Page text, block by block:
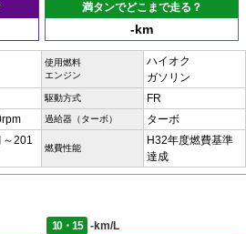
満タンでどこまで走る？
-km
使用燃料
エンジン
ハイオク
ガソリン
駆動方式 FR
過給器（ターボ） ターボ
201
燃費性能
H32年度燃費基準
達成
10・15
-km/L